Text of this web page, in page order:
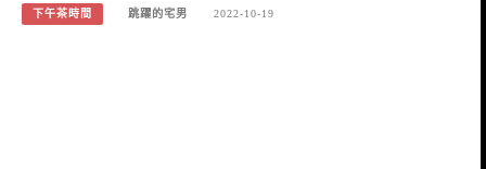
下午茶時間 跳躍的宅男 2022-10-19